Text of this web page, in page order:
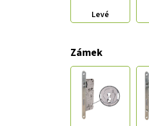
Levé
Zámek